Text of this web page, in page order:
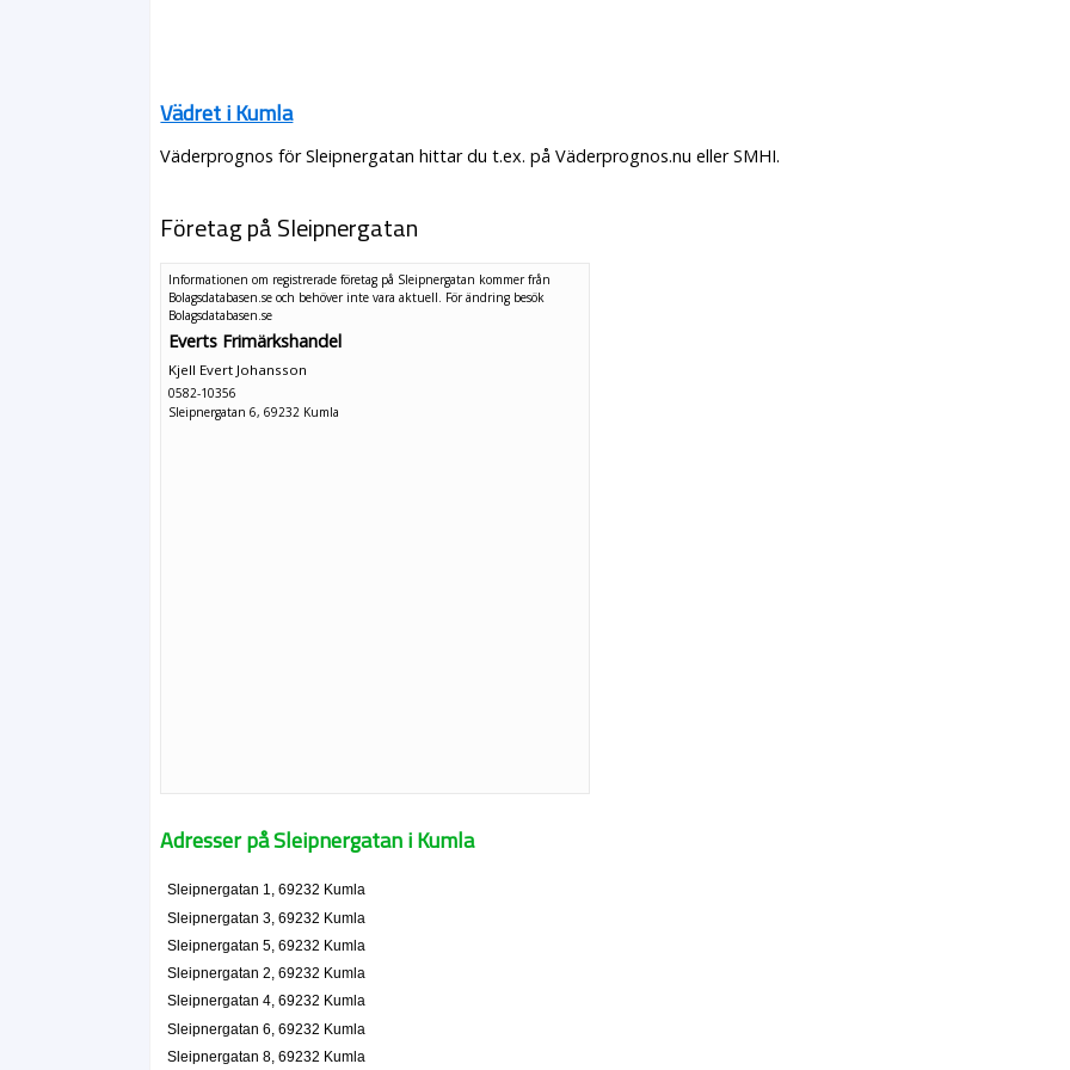
Vädret i Kumla
Väderprognos för Sleipnergatan hittar du t.ex. på Väderprognos.nu eller SMHI.
Företag på Sleipnergatan
Informationen om registrerade företag på Sleipnergatan kommer från
Bolagsdatabasen.se och behöver inte vara aktuell. För ändring besök
Bolagsdatabasen.se
Everts Frimärkshandel
Kjell Evert Johansson
0582-10356
Sleipnergatan 6, 69232 Kumla
Adresser på Sleipnergatan i Kumla
Sleipnergatan 1, 69232 Kumla
Sleipnergatan 3, 69232 Kumla
Sleipnergatan 5, 69232 Kumla
Sleipnergatan 2, 69232 Kumla
Sleipnergatan 4, 69232 Kumla
Sleipnergatan 6, 69232 Kumla
Sleipnergatan 8, 69232 Kumla